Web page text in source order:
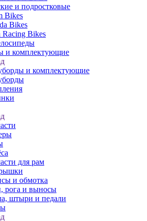
и подростковые
Bikes
Bikes
Racing Bikes
и комплектующие
и комплектующие
для рам
и обмотка
рога и выносы
штыри и педали